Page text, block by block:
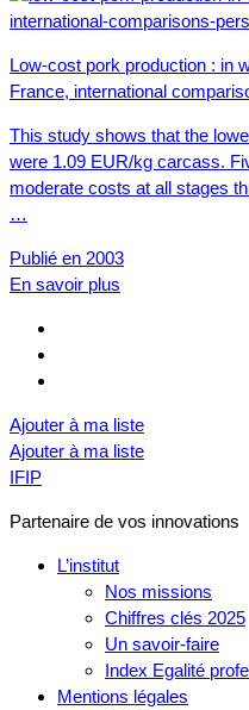
Low-cost pork production : in
France, international
This study shows that the
were 1.09 EUR/kg carcass.
moderate costs at all stages
…
Publié en 2003
En savoir plus
Ajouter à ma liste
Ajouter à ma liste
IFIP
Partenaire de vos innovations
L’institut
Nos missions
Chiffres clés 2025
Un savoir-faire
Index Egalité
Mentions légales